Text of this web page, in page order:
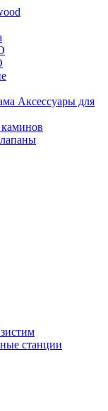
Аксессуары для
станции